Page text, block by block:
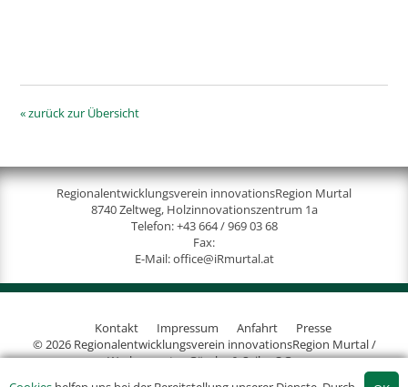
« zurück zur Übersicht
Regionalentwicklungsverein innovationsRegion Murtal
8740 Zeltweg, Holzinnovationszentrum 1a
Telefon:+43 664 / 969 03 68
Fax:
E-Mail:office@iRmurtal.at
Kontakt Impressum Anfahrt
Presse
© 2026 Regionalentwicklungsverein innovationsRegion Murtal /
Werbeagentur Gössler & Sailer OG